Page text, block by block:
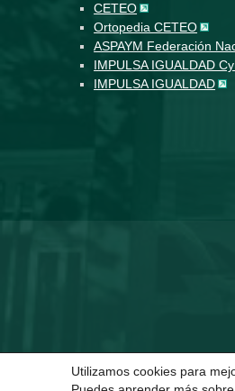
CETEO
Ortopedia CETEO
ASPAYM Federación
IMPULSA IGUALDAD
IMPULSA IGUALDAD
Utilizamos cookies para